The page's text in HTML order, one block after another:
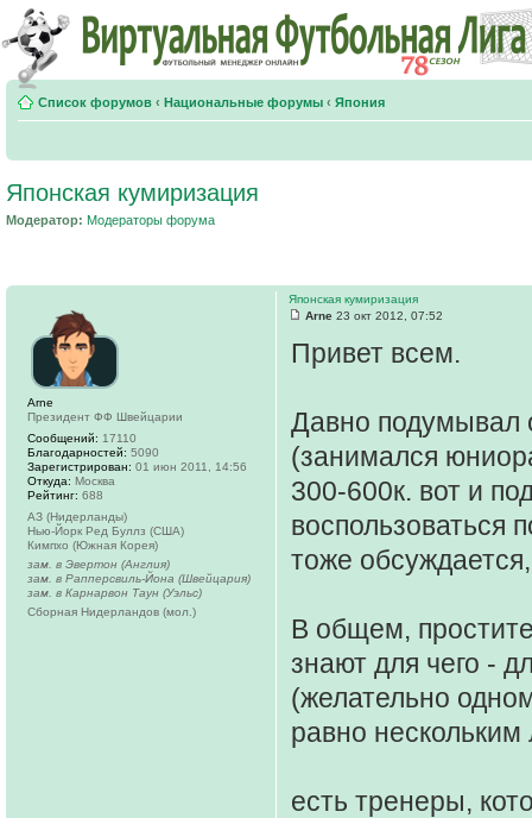
Список форумов ‹ Национальные форумы ‹ Япония
Японская кумиризация
Модератор: Модераторы форума
Японская кумиризация
Arne 23 окт 2012, 07:52
Привет всем.
Давно подумывал
(занимался
300-600к. вот и
воспользоваться
тоже
В общем,
знают для чего -
(желательно
равно
есть тренеры,
Arne
Президент ФФ Швейцарии
Сообщений: 17110
Благодарностей: 5090
Зарегистрирован: 01 июн 2011, 14:56
Откуда: Москва
Рейтинг: 688
АЗ (Нидерланды)
Нью-Йорк Ред Буллз (США)
Кимпхо (Южная Корея)
зам. в Эвертон (Англия)
зам. в Рапперсвиль-Йона (Швейцария)
зам. в Карнарвон Таун (Уэльс)
Сборная Нидерландов (мол.)